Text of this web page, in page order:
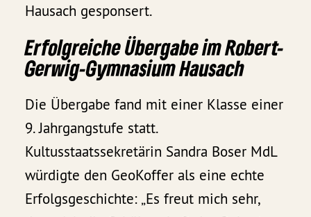
Hausach gesponsert.
Erfolgreiche Übergabe im Robert-
Gerwig-Gymnasium Hausach
Die Übergabe fand mit einer Klasse einer
9. Jahrgangstufe statt.
Kultusstaatssekretärin Sandra Boser MdL
würdigte den GeoKoffer als eine echte
Erfolgsgeschichte: „Es freut mich sehr,